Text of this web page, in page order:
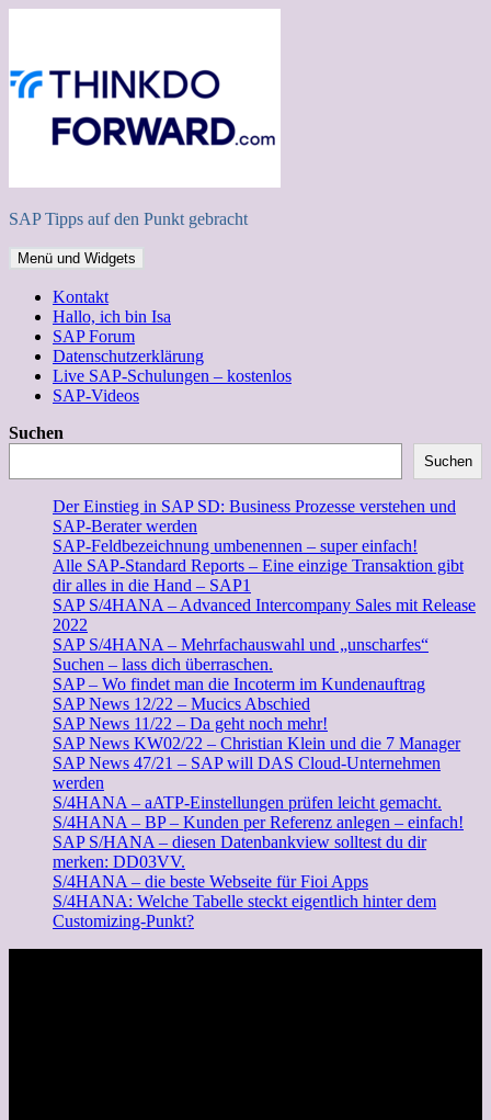
SAP Tipps auf den Punkt gebracht
Menü und Widgets
Kontakt
Hallo, ich bin Isa
SAP Forum
Datenschutzerklärung
Live SAP-Schulungen – kostenlos
SAP-Videos
Suchen
Suchen
Der Einstieg in SAP SD: Business Prozesse verstehen und
SAP-Berater werden
SAP-Feldbezeichnung umbenennen – super einfach!
Alle SAP-Standard Reports – Eine einzige Transaktion gibt
dir alles in die Hand – SAP1
SAP S/4HANA – Advanced Intercompany Sales mit Release
2022
SAP S/4HANA – Mehrfachauswahl und „unscharfes“
Suchen – lass dich überraschen.
SAP – Wo findet man die Incoterm im Kundenauftrag
SAP News 12/22 – Mucics Abschied
SAP News 11/22 – Da geht noch mehr!
SAP News KW02/22 – Christian Klein und die 7 Manager
SAP News 47/21 – SAP will DAS Cloud-Unternehmen
werden
S/4HANA – aATP-Einstellungen prüfen leicht gemacht.
S/4HANA – BP – Kunden per Referenz anlegen – einfach!
SAP S/HANA – diesen Datenbankview solltest du dir
merken: DD03VV.
S/4HANA – die beste Webseite für Fioi Apps
S/4HANA: Welche Tabelle steckt eigentlich hinter dem
Customizing-Punkt?